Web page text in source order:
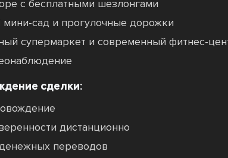
с бесплатными шезлонгами
сад и прогулочные дорожки
супермаркет и современный фитнес-
сделки:
дистанционно
переводов